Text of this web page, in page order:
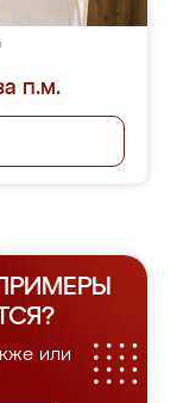
п.м.
или